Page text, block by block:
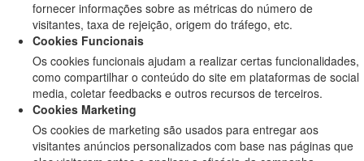
fornecer informações sobre as métricas do número de
visitantes, taxa de rejeição, origem do tráfego, etc.
Cookies Funcionais
Os cookies funcionais ajudam a realizar certas funcionalidades,
como compartilhar o conteúdo do site em plataformas de social
media, coletar feedbacks e outros recursos de terceiros.
Cookies Marketing
Os cookies de marketing são usados para entregar aos
visitantes anúncios personalizados com base nas páginas que